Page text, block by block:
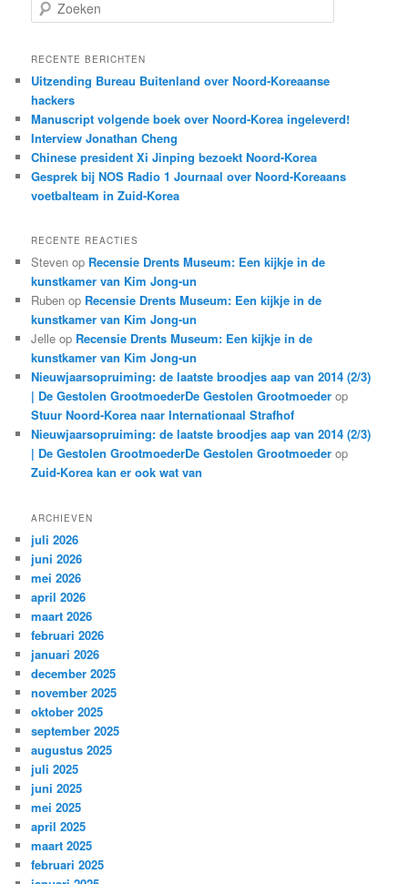
o
k
n
RECENTE BERICHTEN
Uitzending Bureau Buitenland over Noord-Koreaanse
hackers
Manuscript volgende boek over Noord-Korea ingeleverd!
Interview Jonathan Cheng
Chinese president Xi Jinping bezoekt Noord-Korea
Gesprek bij NOS Radio 1 Journaal over Noord-Koreaans
voetbalteam in Zuid-Korea
RECENTE REACTIES
Steven op Recensie Drents Museum: Een kijkje in de
kunstkamer van Kim Jong-un
Ruben op Recensie Drents Museum: Een kijkje in de
kunstkamer van Kim Jong-un
Jelle op Recensie Drents Museum: Een kijkje in de
kunstkamer van Kim Jong-un
Nieuwjaarsopruiming: de laatste broodjes aap van 2014 (2/3)
| De Gestolen GrootmoederDe Gestolen Grootmoeder op
Stuur Noord-Korea naar Internationaal Strafhof
Nieuwjaarsopruiming: de laatste broodjes aap van 2014 (2/3)
| De Gestolen GrootmoederDe Gestolen Grootmoeder op
Zuid-Korea kan er ook wat van
ARCHIEVEN
juli 2026
juni 2026
mei 2026
april 2026
maart 2026
februari 2026
januari 2026
december 2025
november 2025
oktober 2025
september 2025
augustus 2025
juli 2025
juni 2025
mei 2025
april 2025
maart 2025
februari 2025